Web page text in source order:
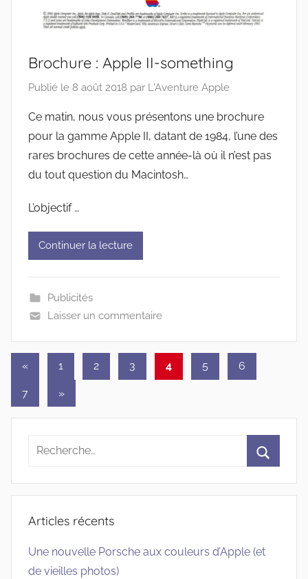
Brochure : Apple II-something
Publié le 8 août 2018 par L'Aventure Apple
Ce matin, nous vous présentons une brochure
pour la gamme Apple II, datant de 1984, l’une des
rares brochures de cette année-là où il n’est pas
du tout question du Macintosh…
L’objectif …
Continuer la lecture
Publicités
Laisser un commentaire
Pagination
des
publications
« Publications
1 2 3 4 5 6
7
Articles
»
Recherche
:
Articles récents
Une nouvelle Porsche aux couleurs d’Apple (et
de vieilles photos)